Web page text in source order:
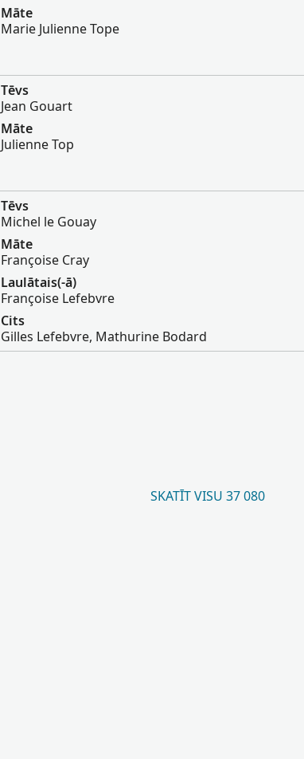
Māte
Marie Julienne Tope
Tēvs
Jean Gouart
Māte
Julienne Top
Tēvs
Michel le Gouay
Māte
Françoise Cray
Laulātais(-ā)
Françoise Lefebvre
Cits
Gilles Lefebvre, Mathurine Bodard
SKATĪT VISU 37 080